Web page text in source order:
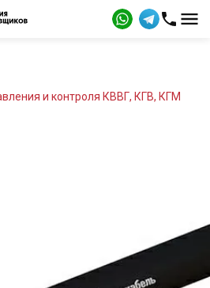
и контроля КВВГ, КГВ, КГМ